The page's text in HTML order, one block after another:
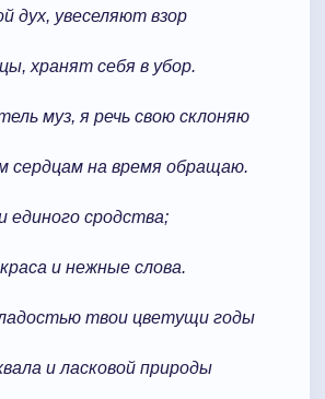
дух, увеселяют взор
хранят себя в убор.
муз, я речь свою склоняю
сердцам на время обращаю.
единого сродства;
и нежные слова.
твои цветущи годы
и ласковой природы